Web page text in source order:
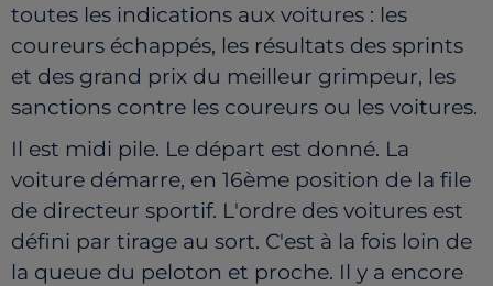
toutes les indications aux voitures : les
coureurs échappés, les résultats des sprints
et des grand prix du meilleur grimpeur, les
sanctions contre les coureurs ou les voitures.
Il est midi pile. Le départ est donné. La
voiture démarre, en 16ème position de la file
de directeur sportif. L'ordre des voitures est
défini par tirage au sort. C'est à la fois loin de
la queue du peloton et proche. Il y a encore